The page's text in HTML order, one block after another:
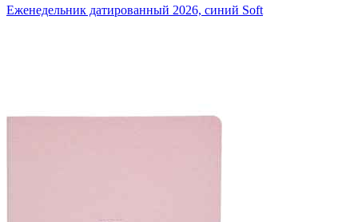
Еженедельник датированный 2026, синий Soft